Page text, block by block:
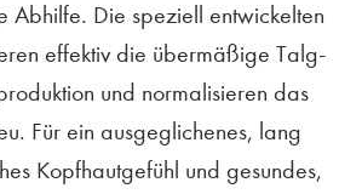
Abhilfe. Die speziell entwickelten
effektiv die übermäßige Talg-
und normalisieren das
Für ein ausgeglichenes, lang
Kopfhautgefühl und gesundes,